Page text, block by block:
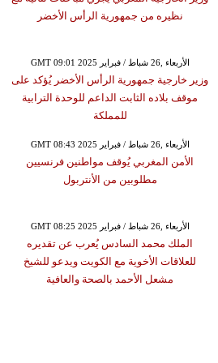
نظيره من جمهورية الرأس الأخضر
GMT 09:01 2025 الأربعاء ,26 شباط / فبراير
وزير خارجية جمهورية الرأس الأخضر يُؤكد على
موقف بلاده الثابت الداعم للوحدة الترابية
للمملكة
GMT 08:43 2025 الأربعاء ,26 شباط / فبراير
الأمن المغربي يُوقف مواطنين فرنسيين
مطلوبين من الأنتربول
GMT 08:25 2025 الأربعاء ,26 شباط / فبراير
الملك محمد السادس يُعرب عن تقديره
للعلاقات الأخوية مع الكويت ويدعو للشيخ
مشعل الأحمد بالصحة والعافية